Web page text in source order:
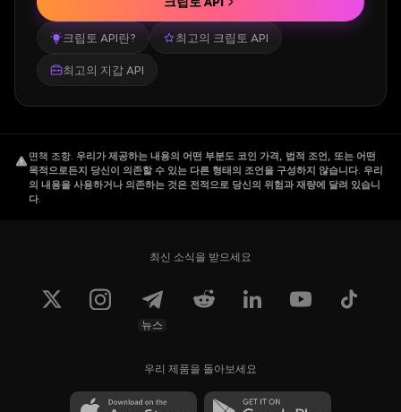
크립토 API란? 최고의 크립토 API
최고의 지갑 API
면책 조항. 우리가 제공하는 내용의 어떤 부분도 코인 가격, 법적 조언, 또는 어떤
목적으로든지 당신이 의존할 수 있는 다른 형태의 조언을 구성하지 않습니다. 우리
의 내용을 사용하거나 의존하는 것은 전적으로 당신의 위험과 재량에 달려 있습니
다.
최신 소식을 받으세요
뉴스
우리 제품을 돌아보세요